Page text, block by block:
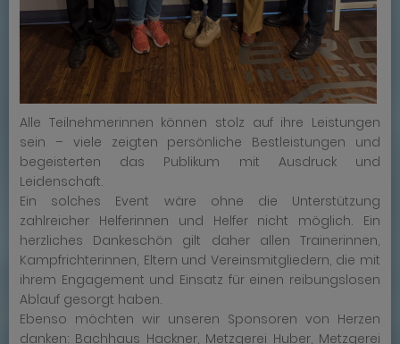
Alle Teilnehmerinnen können stolz auf ihre Leistungen
sein – viele zeigten persönliche Bestleistungen und
begeisterten das Publikum mit Ausdruck und
Leidenschaft.
Ein solches Event wäre ohne die Unterstützung
zahlreicher Helferinnen und Helfer nicht möglich. Ein
herzliches Dankeschön gilt daher allen Trainerinnen,
Kampfrichterinnen, Eltern und Vereinsmitgliedern, die mit
ihrem Engagement und Einsatz für einen reibungslosen
Ablauf gesorgt haben.
Ebenso möchten wir unseren Sponsoren von Herzen
danken: Bachhaus Hackner, Metzgerei Huber, Metzgerei